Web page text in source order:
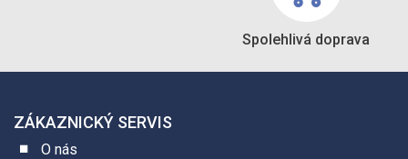
Spolehlivá doprava
ZÁKAZNICKÝ SERVIS
O nás